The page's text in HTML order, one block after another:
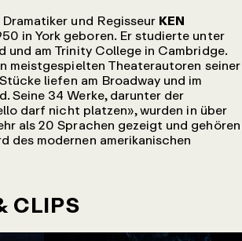
und Regisseur KEN
in York geboren. Er studierte unter
und am Trinity College in Cambridge.
meistgespielten Theaterautoren seiner
liefen am Broadway und im
Seine 34 Werke, darunter der
darf nicht platzen», wurden in über
als 20 Sprachen gezeigt und gehören
des modernen amerikanischen
CLIPS